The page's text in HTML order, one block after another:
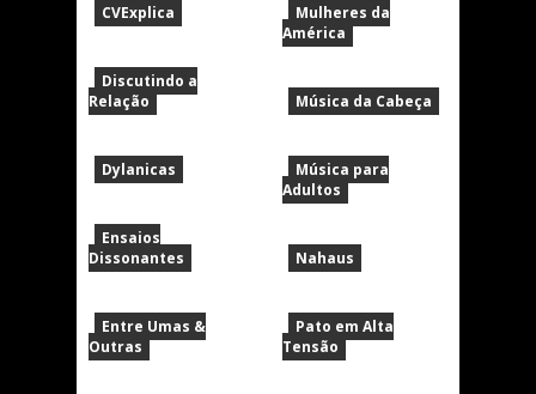
CVExplica
Discutindo a
Relação
Dylanicas
Ensaios
Dissonantes
Entre Umas &
Outras
Mulheres da
América
Música da Cabeça
Música para
Adultos
Nahaus
Pato em Alta
Tensão